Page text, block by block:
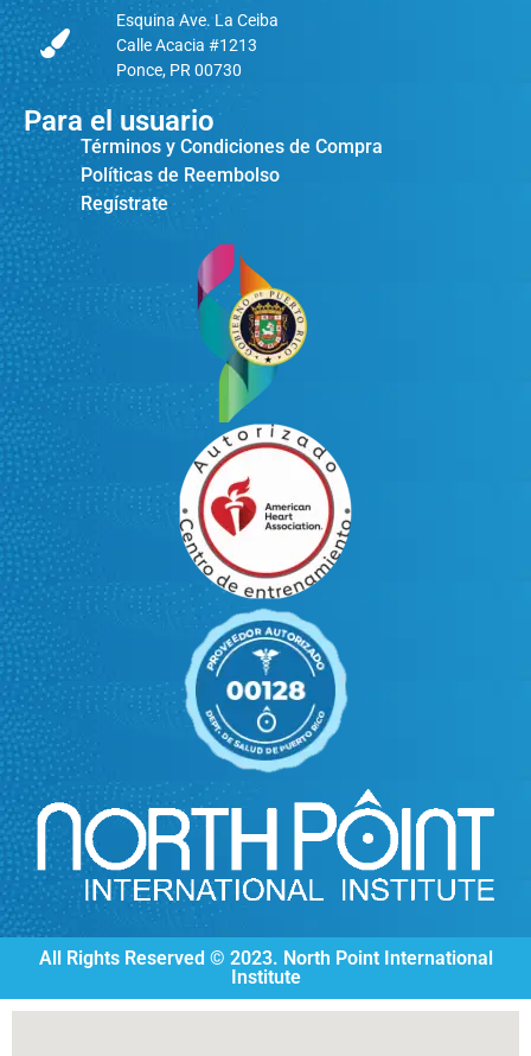
Esquina Ave. La Ceiba
Calle Acacia #1213
Ponce, PR 00730
Para el usuario
Términos y Condiciones de Compra
Políticas de Reembolso
Regístrate
All Rights Reserved © 2023. North Point International
Institute